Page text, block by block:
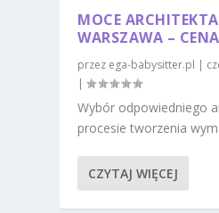
MOCE
WARSZAWA –
przez ega-babysitter.pl |
|
Wybór odpowiedniego
procesie tworzenia
CZYTAJ WIĘCEJ